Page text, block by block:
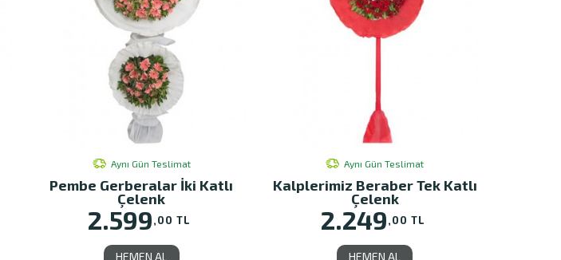
Aynı Gün Teslimat
Pembe Gerberalar İki Katlı
Çelenk
2.599,00 TL
HEMEN AL
Aynı Gün Teslimat
Kalplerimiz Beraber Tek Katlı
Çelenk
2.249,00 TL
HEMEN AL